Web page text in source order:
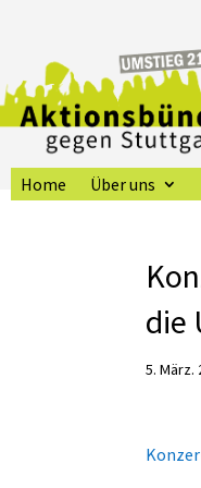
Home Über uns
die
5. März.